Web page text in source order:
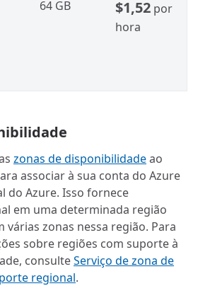
64 GB $1,52 por
hora
zonas de disponibilidadeao
associar à sua conta do Azure
do Azure. Isso fornece
em uma determinada região
várias zonas nessa região. Para
sobre regiões com suporte à
consulteServiço de zona de
regional.